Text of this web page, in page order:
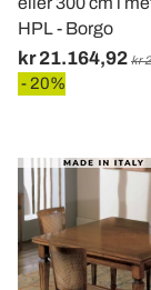
HPL - Borgo
kr 21.164,92 kr
- 20%